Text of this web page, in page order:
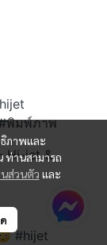
พิมพ์ภาพ
Hi-jet &
#hijet
ภาพและ
ท่านสามารถ
ส่วนตัว และ